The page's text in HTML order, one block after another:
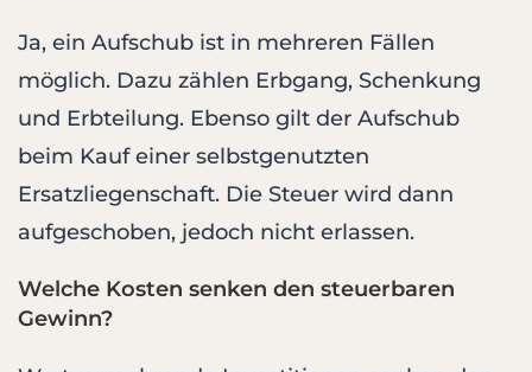
Ja, ein Aufschub ist in mehreren Fällen
möglich. Dazu zählen Erbgang, Schenkung
und Erbteilung. Ebenso gilt der Aufschub
beim Kauf einer selbstgenutzten
Ersatzliegenschaft. Die Steuer wird dann
aufgeschoben, jedoch nicht erlassen.
Welche Kosten senken den steuerbaren
Gewinn?